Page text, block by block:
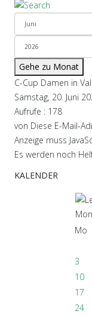
Gehe zu Monat
C-Cup Damen in
Samstag, 20. Juni
Aufrufe : 178
von Diese E-Mail-
Anzeige muss
Es werden noch
KALENDER
Mo
3
10
17
24